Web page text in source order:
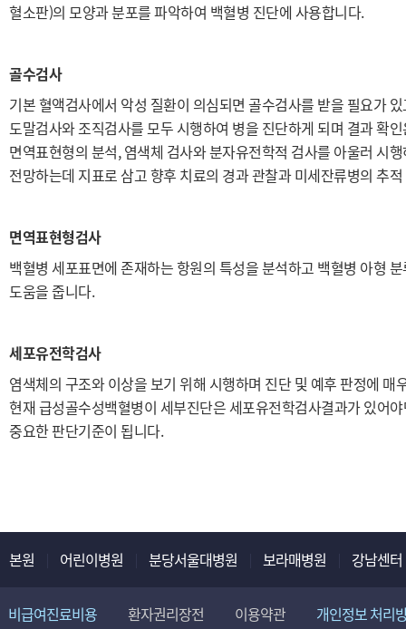
혈소판)의 모양과 분포를 파악하여 백혈병 진단에 사용합니다.
골수검사
기본 혈액검사에서 악성 질환이 의심되면 골수검사를 받을 필요가
도말검사와 조직검사를 모두 시행하여 병을 진단하게 되며 결과 확
면역표현형의 분석, 염색체 검사와 분자유전학적 검사를 아울러 시
전망하는데 지표로 삼고 향후 치료의 경과 관찰과 미세잔류병의 추
면역표현형검사
백혈병 세포표면에 존재하는 항원의 특성을 분석하고 백혈병 아형
도움을 줍니다.
세포유전학검사
염색체의 구조와 이상을 보기 위해 시행하며 진단 및 예후 판정에
현재 급성골수성백혈병이 세부진단은 세포유전학검사결과가 있어
중요한 판단기준이 됩니다.
본원 어린이병원 분당서울대병원 보라매병원 강남센터
비급여진료비용 환자권리장전 이용약관 개인정보 처리